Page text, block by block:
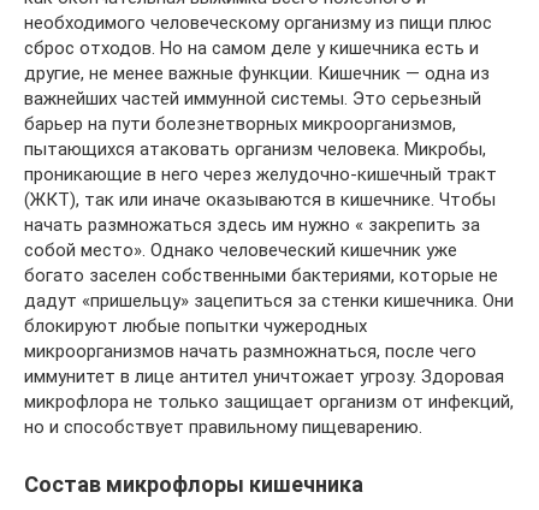
необходимого человеческому организму из пищи плюс
сброс отходов. Но на самом деле у кишечника есть и
другие, не менее важные функции. Кишечник — одна из
важнейших частей иммунной системы. Это серьезный
барьер на пути болезнетворных микроорганизмов,
пытающихся атаковать организм человека. Микробы,
проникающие в него через желудочно-кишечный тракт
(ЖКТ), так или иначе оказываются в кишечнике. Чтобы
начать размножаться здесь им нужно « закрепить за
собой место». Однако человеческий кишечник уже
богато заселен собственными бактериями, которые не
дадут «пришельцу» зацепиться за стенки кишечника. Они
блокируют любые попытки чужеродных
микроорганизмов начать размножнаться, после чего
иммунитет в лице антител уничтожает угрозу. Здоровая
микрофлора не только защищает организм от инфекций,
но и способствует правильному пищеварению.
Состав микрофлоры кишечника